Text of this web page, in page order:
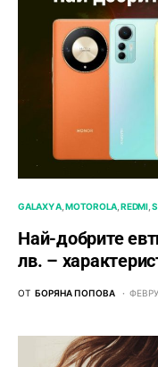
GALAXY A MOTOROLA REDMI
Най-добрите
лв. –
ОТ БОРЯНА ПОПОВА